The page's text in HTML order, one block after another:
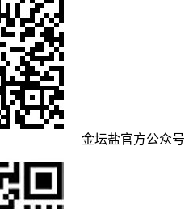
金坛盐官方公众号